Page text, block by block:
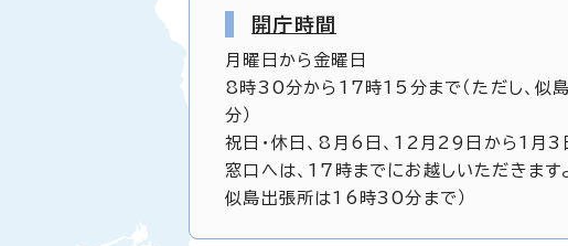
開庁時間
月曜日から金曜日
8時30分から17時15分まで（ただし、似
分）
祝日・休日、8月6日、12月29日から1月3
窓口へは、17時までにお越しいただきますよ
似島出張所は16時30分まで）